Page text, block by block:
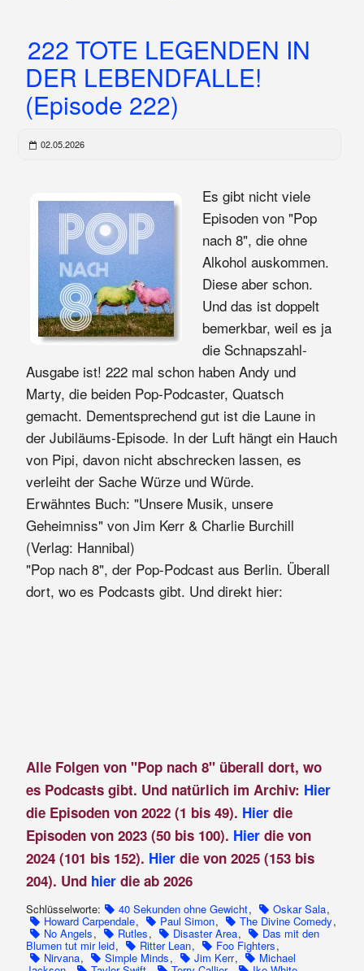
222 TOTE LEGENDEN IN
DER LEBENDFALLE!
(Episode 222)
02.05.2026
Es gibt nicht viele
Episoden von "Pop
nach 8", die ohne
Alkohol auskommen.
Diese aber schon.
Und das ist doppelt
bemerkbar, weil es ja
die Schnapszahl-
Ausgabe ist! 222 mal schon haben Andy und
Marty, die beiden Pop-Podcaster, Quatsch
gemacht. Dementsprechend gut ist die Laune in
der Jubiläums-Episode. In der Luft hängt ein Hauch
von Pipi, davon nicht abschrecken lassen, es
verleiht der Sache Würze und Würde.
Erwähntes Buch: "Unsere Musik, unsere
Geheimniss" von Jim Kerr & Charlie Burchill
(Verlag: Hannibal)
"Pop nach 8", der Pop-Podcast aus Berlin. Überall
dort, wo es Podcasts gibt. Und direkt hier:
Alle Folgen von "Pop nach 8" überall dort, wo
es Podcasts gibt. Und natürlich im Archiv: Hier
die Episoden von 2022 (1 bis 49). Hierdie
Episoden von 2023 (50 bis 100). Hier die von
2024 (101 bis 152). Hier die von 2025 (153 bis
204). Und hier die ab 2026
Schlüsselworte: 40 Sekunden ohne Gewicht, Oskar Sala,
Howard Carpendale, Paul Simon, The Divine Comedy,
No Angels, Rutles, Disaster Area, Das mit den
Blumen tut mir leid, Ritter Lean, Foo Fighters,
Nirvana, Simple Minds, Jim Kerr, Michael